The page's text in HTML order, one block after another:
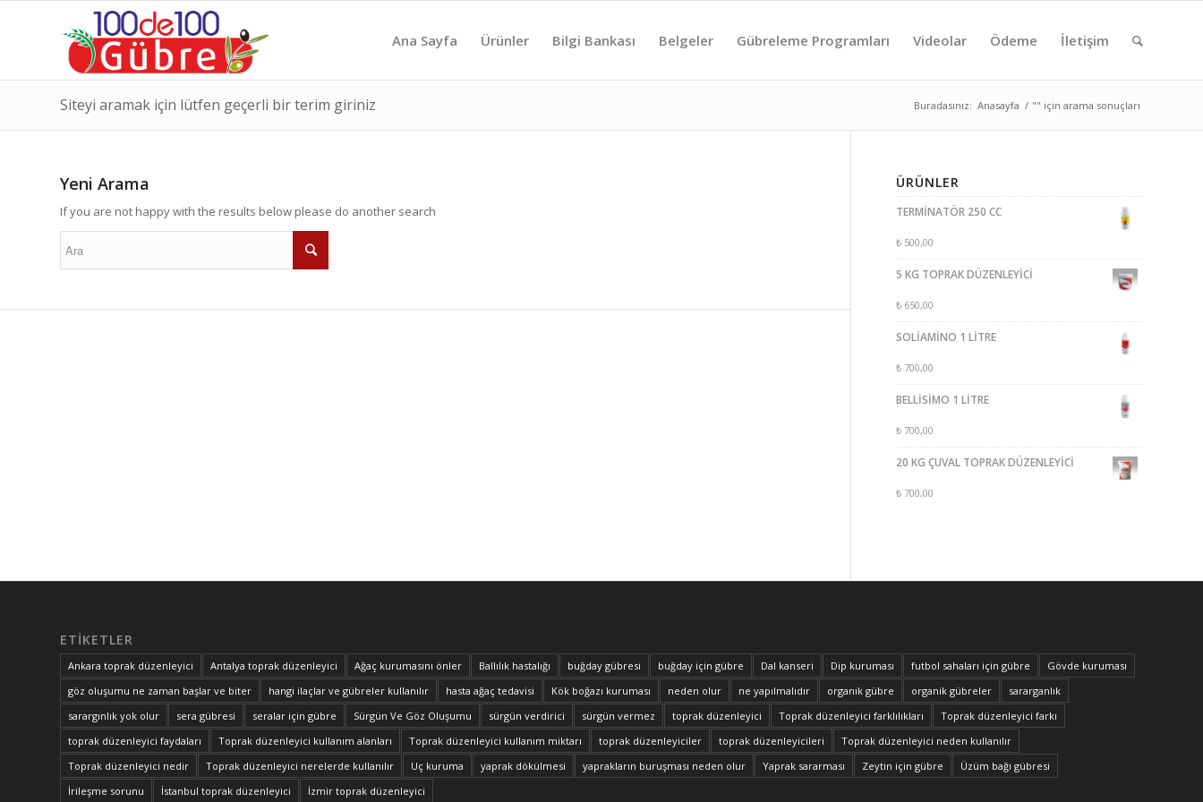
Ana Sayfa Ürünler Bilgi Bankası Belgeler Gübreleme Programları Videolar Ödeme İletişim
Siteyi aramak için lütfen geçerli bir terim giriniz Buradasınız: Anasayfa / "" için arama sonuçları
Yeni Arama
If you are not happy with the results below please do another search
ÜRÜNLER
TERMİNATÖR 250 CC
₺ 500,00
5 KG TOPRAK DÜZENLEYİCİ
₺ 650,00
SOLİAMİNO 1 LİTRE
₺ 700,00
BELLİSİMO 1 LİTRE
₺ 700,00
20 KG ÇUVAL TOPRAK DÜZENLEYİCİ
₺ 700,00
ETIKETLER
Ankara toprak düzenleyici Antalya toprak düzenleyici Ağaç kurumasını önler Ballılık hastalığı buğday gübresi buğday için gübre Dal kanseri Dip kuruması futbol sahaları için gübre
Gövde kuruması
göz oluşumu ne zaman başlar ve biter
hangi ilaçlar ve gübreler kullanılır hasta ağaç tedavisi Kök boğazı kuruması neden olur ne yapılmalıdır organik gübre organik gübreler
sararganlık
sarargınlık yok olur
sera gübresi seralar için gübre Sürgün Ve Göz Oluşumu sürgün verdirici sürgün vermez toprak düzenleyici Toprak düzenleyici farklılıkları
Toprak düzenleyici farkı
toprak düzenleyici faydaları
Toprak düzenleyici kullanım alanları Toprak düzenleyici kullanım miktarı toprak düzenleyiciler toprak düzenleyicileri
Toprak düzenleyici neden kullanılır
Toprak düzenleyici nedir
Toprak düzenleyici nerelerde kullanılır Uç kuruma yaprak dökülmesi yaprakların buruşması neden olur Yaprak sararması Zeytin için gübre
Üzüm bağı gübresi
İrileşme sorunu
İstanbul toprak düzenleyici İzmir toprak düzenleyici